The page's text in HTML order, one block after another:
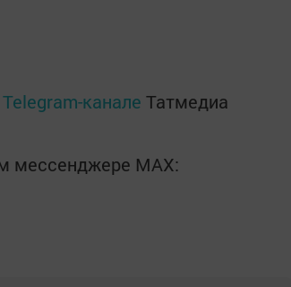
Telegram-канале Татмедиа
мессенджере MАХ: